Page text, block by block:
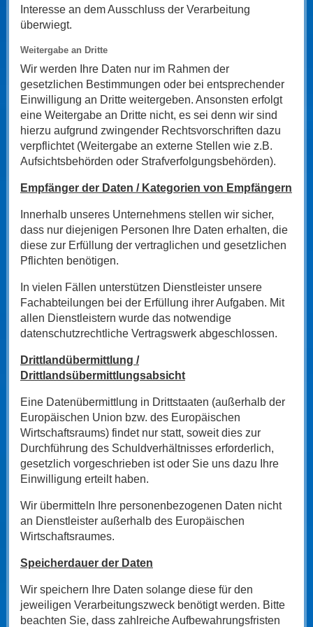
Interesse an dem Ausschluss der Verarbeitung
überwiegt.
Weitergabe an Dritte
Wir werden Ihre Daten nur im Rahmen der
gesetzlichen Bestimmungen oder bei entsprechender
Einwilligung an Dritte weitergeben. Ansonsten erfolgt
eine Weitergabe an Dritte nicht, es sei denn wir sind
hierzu aufgrund zwingender Rechtsvorschriften dazu
verpflichtet (Weitergabe an externe Stellen wie z.B.
Aufsichtsbehörden oder Strafverfolgungsbehörden).
Empfänger der Daten / Kategorien von Empfängern
Innerhalb unseres Unternehmens stellen wir sicher,
dass nur diejenigen Personen Ihre Daten erhalten, die
diese zur Erfüllung der vertraglichen und gesetzlichen
Pflichten benötigen.
In vielen Fällen unterstützen Dienstleister unsere
Fachabteilungen bei der Erfüllung ihrer Aufgaben. Mit
allen Dienstleistern wurde das notwendige
datenschutzrechtliche Vertragswerk abgeschlossen.
Drittlandübermittlung /
Drittlandsübermittlungsabsicht
Eine Datenübermittlung in Drittstaaten (außerhalb der
Europäischen Union bzw. des Europäischen
Wirtschaftsraums) findet nur statt, soweit dies zur
Durchführung des Schuldverhältnisses erforderlich,
gesetzlich vorgeschrieben ist oder Sie uns dazu Ihre
Einwilligung erteilt haben.
Wir übermitteln Ihre personenbezogenen Daten nicht
an Dienstleister außerhalb des Europäischen
Wirtschaftsraumes.
Speicherdauer der Daten
Wir speichern Ihre Daten solange diese für den
jeweiligen Verarbeitungszweck benötigt werden. Bitte
beachten Sie, dass zahlreiche Aufbewahrungsfristen